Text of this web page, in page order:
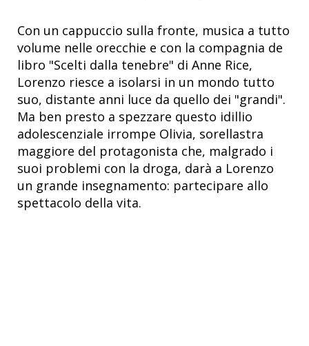
Con un cappuccio sulla fronte, musica a tutto
volume nelle orecchie e con la compagnia de
libro "Scelti dalla tenebre" di Anne Rice,
Lorenzo riesce a isolarsi in un mondo tutto
suo, distante anni luce da quello dei "grandi".
Ma ben presto a spezzare questo idillio
adolescenziale irrompe Olivia, sorellastra
maggiore del protagonista che, malgrado i
suoi problemi con la droga, darà a Lorenzo
un grande insegnamento: partecipare allo
spettacolo della vita.